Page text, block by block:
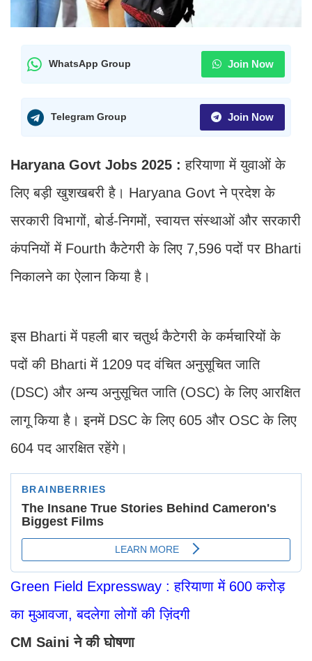
WhatsApp Group Join Now
Telegram Group Join Now
Haryana Govt Jobs 2025 : हरियाणा में युवाओं के
लिए बड़ी खुशखबरी है। Haryana Govt ने प्रदेश के
सरकारी विभागों, बोर्ड-निगमों, स्वायत्त संस्थाओं और सरकारी
कंपनियों में Fourth कैटेगरी के लिए 7,596 पदों पर Bharti
निकालने का ऐलान किया है।
इस Bharti में पहली बार चतुर्थ कैटेगरी के कर्मचारियों के
पदों की Bharti में 1209 पद वंचित अनुसूचित जाति
(DSC) और अन्य अनुसूचित जाति (OSC) के लिए आरक्षित
लागू किया है। इनमें DSC के लिए 605 और OSC के लिए
604 पद आरक्षित रहेंगे।
Green Field Expressway : हरियाणा में 600 करोड़
का मुआवजा, बदलेगा लोगों की ज़िंदगी
CM Saini ने की घोषणा